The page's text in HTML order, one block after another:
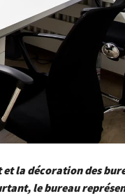
la décoration des
le bureau